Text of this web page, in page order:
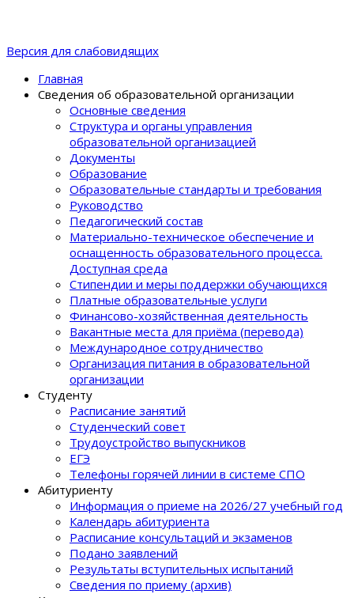
Версия для слабовидящих
Главная
Сведения об образовательной организации
Основные сведения
Структура и органы управления
образовательной организацией
Документы
Образование
Образовательные стандарты и требования
Руководство
Педагогический состав
Материально-техническое обеспечение и
оснащенность образовательного процеcса.
Доступная среда
Стипендии и меры поддержки обучающихся
Платные образовательные услуги
Финансово-хозяйственная деятельность
Вакантные места для приёма (перевода)
Международное сотрудничество
Организация питания в образовательной
организации
Студенту
Расписание занятий
Студенческий совет
Трудоустройство выпускников
ЕГЭ
Телефоны горячей линии в системе СПО
Абитуриенту
Информация о приеме на 2026/27 учебный год
Календарь абитуриента
Расписание консультаций и экзаменов
Подано заявлений
Результаты вступительных испытаний
Сведения по приему (архив)